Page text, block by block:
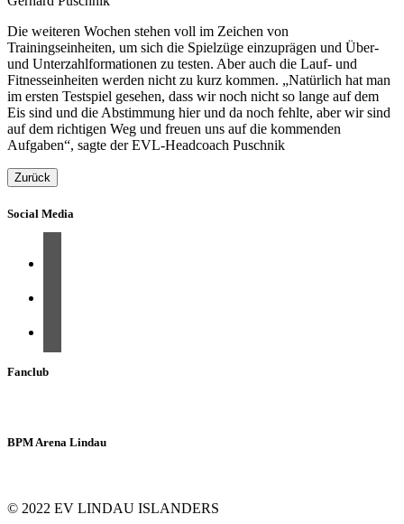
Die weiteren Wochen stehen voll im Zeichen von
Trainingseinheiten, um sich die Spielzüge einzuprägen und Über-
und Unterzahlformationen zu testen. Aber auch die Lauf- und
Fitnesseinheiten werden nicht zu kurz kommen. „Natürlich hat man
im ersten Testspiel gesehen, dass wir noch nicht so lange auf dem
Eis sind und die Abstimmung hier und da noch fehlte, aber wir sind
auf dem richtigen Weg und freuen uns auf die kommenden
Aufgaben“, sagte der EVL-Headcoach Puschnik
Zurück
Social Media
Fanclub
BPM Arena Lindau
© 2022 EV LINDAU ISLANDERS